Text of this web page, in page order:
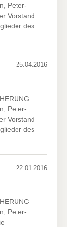
Peter-
Vorstand
des
25.04.2016
Peter-
Vorstand
des
22.01.2016
Peter-